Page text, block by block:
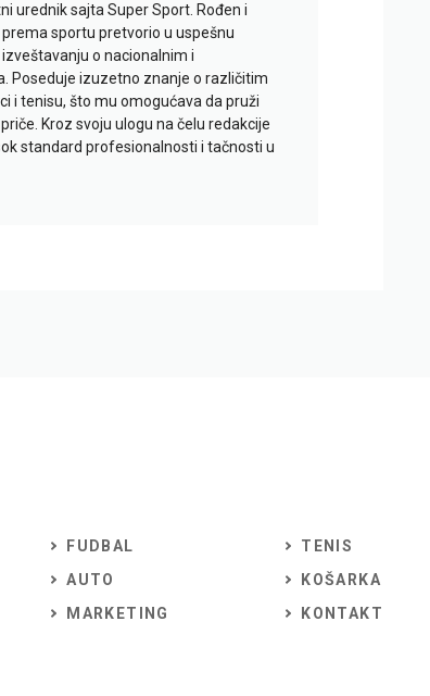
urednik sajta Super Sport. Rođen i
sportu pretvorio u uspešnu
o nacionalnim i
Poseduje izuzetno znanje o različitim
i tenisu, što mu omogućava da pruži
Kroz svoju ulogu na čelu redakcije
standard profesionalnosti i tačnosti u
FUDBAL
AUTO
MARKETING
TENIS
KOŠARKA
KONTAKT